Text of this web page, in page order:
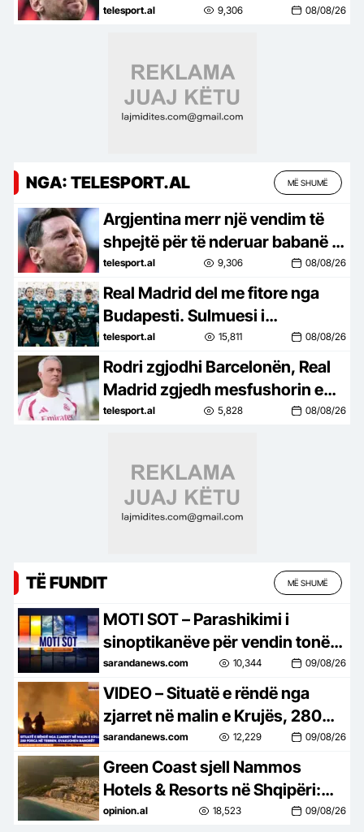
Messit. Hyn direkt në fuqi
telesport.al 9,306 08/08/26
NGA: TELESPORT.AL MË SHUMË
Argjentina merr një vendim të
shpejtë për të nderuar babanë e
Messit. Hyn direkt në fuqi
telesport.al 9,306 08/08/26
Real Madrid del me fitore nga
Budapesti. Sulmuesi i
transferuar këtë verë e bën
“sefte” (video)
telesport.al 15,811 08/08/26
Rodri zgjodhi Barcelonën, Real
Madrid zgjedh mesfushorin e…
Juventusit
telesport.al 5,828 08/08/26
TË FUNDIT MË SHUMË
MOTI SOT – Parashikimi i
sinoptikanëve për vendin tonë,
për ditën e diel, 9 gusht 2026…
sarandanews.com 10,344 09/08/26
VIDEO – Situatë e rëndë nga
zjarret në malin e Krujës, 280
forca në terren, evakuaohen
banorët…
sarandanews.com 12,229 09/08/26
Green Coast sjell Nammos
Hotels & Resorts në Shqipëri:
Destinacion i ri lifestyle
opinion.al 18,523 09/08/26